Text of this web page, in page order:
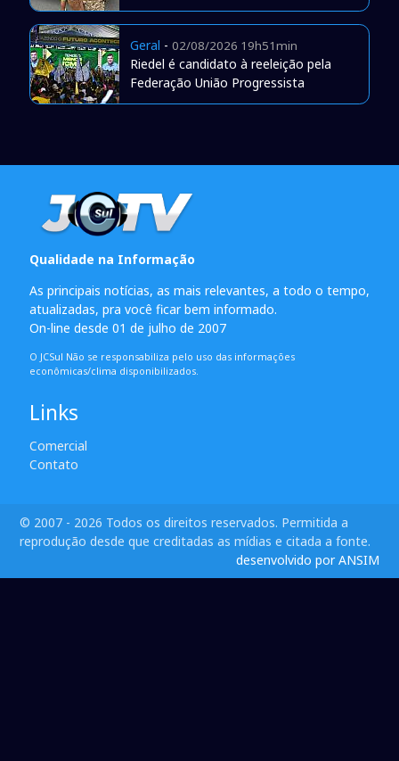
Geral - 02/08/2026 19h51min
Riedel é candidato à reeleição pela
Federação União Progressista
Qualidade na Informação
As principais notícias, as mais relevantes, a todo o tempo,
atualizadas, pra você ficar bem informado.
On-line desde 01 de julho de 2007
O JCSul Não se responsabiliza pelo uso das informações
econômicas/clima disponibilizados.
Links
Comercial
Contato
© 2007 - 2026 Todos os direitos reservados. Permitida a
reprodução desde que creditadas as mídias e citada a fonte.
desenvolvido por ANSIM